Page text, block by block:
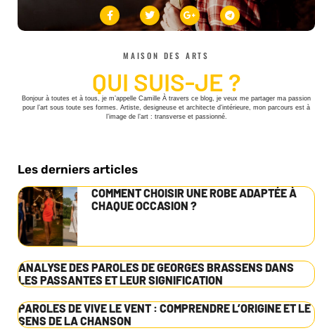
MAISON DES ARTS
QUI SUIS-JE ?
Bonjour à toutes et à tous, je m’appelle Camille À travers ce blog, je veux me partager ma passion
pour l’art sous toute ses formes. Artiste, designeuse et architecte d’intérieure, mon parcours est à
l’image de l’art : transverse et passionné.
Les derniers articles
COMMENT CHOISIR UNE ROBE ADAPTÉE À
CHAQUE OCCASION ?
ANALYSE DES PAROLES DE GEORGES BRASSENS DANS
LES PASSANTES ET LEUR SIGNIFICATION
PAROLES DE VIVE LE VENT : COMPRENDRE L’ORIGINE ET LE
SENS DE LA CHANSON